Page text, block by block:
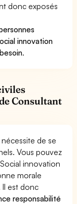
donc exposés
innovation
.
Consultant
de se
Vous pouvez
innovation
morale
Il est donc
responsabilité